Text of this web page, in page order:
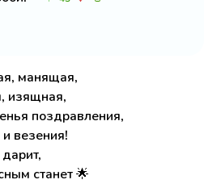
манящая,
изящная,
поздравления,
везения!
станет 🌟